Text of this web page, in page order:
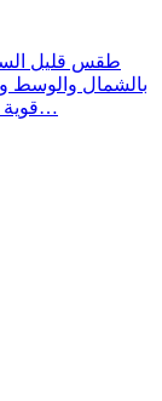
طقس قليل
بالشمال والوسط
قوية قرب السواحل وبالجنوب مع دواوير رملية محلية…